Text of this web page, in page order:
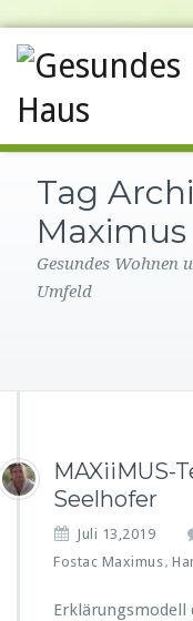
Tag
Maximus
Gesundes Wohnen
Umfeld
MAXiiMUS-
Seelhofer
Juli 13,2019
Fostac Maximus,
Erklärungsmodell